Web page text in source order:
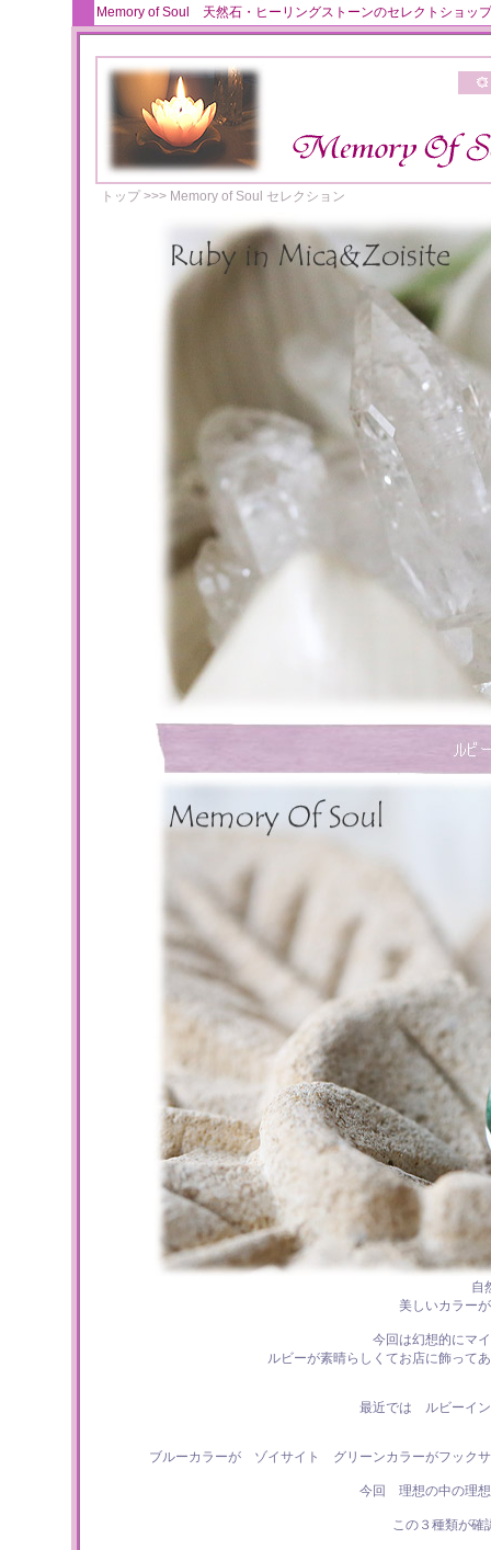
Memory of Soul 天然石・ヒーリングストーンのセレクトショッ
トップ>>> Memory of Soul セレクション
自
美しいカラー
今回は幻想的にマ
ルビーが素晴らしくてお店に飾って
最近では ルビーイン
ブルーカラーが ゾイサイト グリーンカラーがフック
今回 理想の中の理
この３種類が確